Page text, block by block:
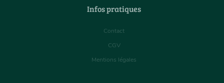
Infos pratiques
Contact
CGV
Mentions légales